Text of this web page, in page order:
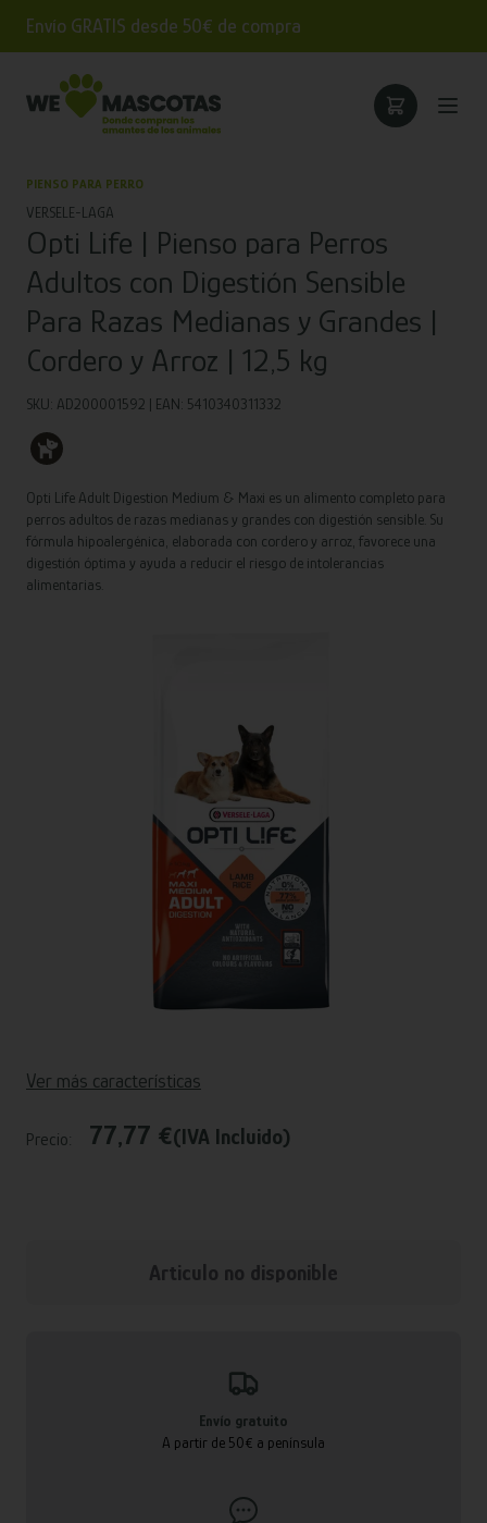
Envío GRATIS desde 50€ de compra
PIENSO PARA PERRO
VERSELE-LAGA
Opti Life | Pienso para Perros
Adultos con Digestión Sensible
Para Razas Medianas y Grandes |
Cordero y Arroz | 12,5 kg
SKU: AD200001592 | EAN: 5410340311332
Opti Life Adult Digestion Medium & Maxi es un alimento completo para
perros adultos de razas medianas y grandes con digestión sensible. Su
fórmula hipoalergénica, elaborada con cordero y arroz, favorece una
digestión óptima y ayuda a reducir el riesgo de intolerancias
alimentarias.
Ver más características
Precio: 77,77 €(IVA Incluido)
Articulo no disponible
Envío gratuito
A partir de 50€ a península